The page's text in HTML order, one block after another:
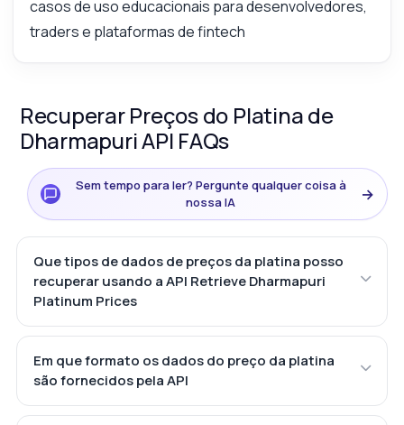
casos de uso educacionais para desenvolvedores,
traders e plataformas de fintech
Recuperar Preços do Platina de
Dharmapuri API FAQs
Sem tempo para ler? Pergunte qualquer coisa à
nossa IA
→
Que tipos de dados de preços da platina posso
recuperar usando a API Retrieve Dharmapuri
Platinum Prices
Em que formato os dados do preço da platina
são fornecidos pela API